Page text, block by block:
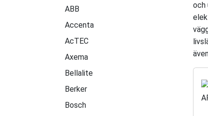
ABB
Accenta
AcTEC
Axema
Bellalite
Berker
Bosch
och